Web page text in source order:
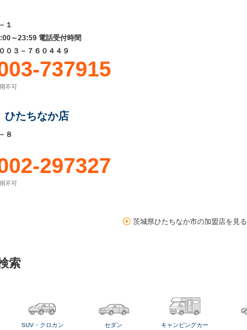
１
～23:59 電話受付時間
０３－７６０４４９
737915
不可
ひたちなか店
８
297327
不可
茨城県ひたちなか市の加盟店を見る
索
SUV・クロカン セダン キャンピングカー